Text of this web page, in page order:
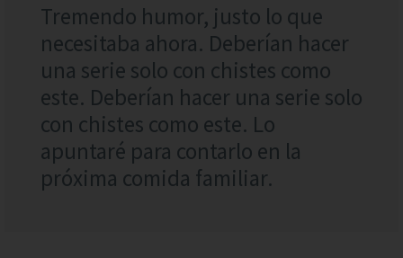
Tremendo humor, justo lo que
necesitaba ahora. Deberían hacer
una serie solo con chistes como
este. Deberían hacer una serie solo
con chistes como este. Lo
apuntaré para contarlo en la
próxima comida familiar.